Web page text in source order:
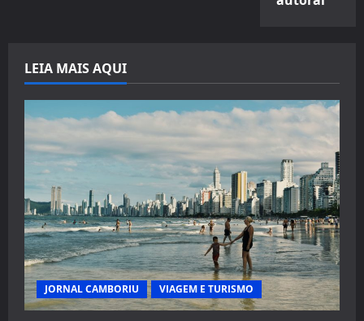
LEIA MAIS AQUI
JORNAL CAMBORIU VIAGEM E TURISMO